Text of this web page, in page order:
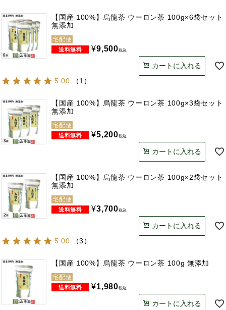
【国産 100%】烏龍茶 ウーロン茶 100g×6袋セット
無添加
宅配便
¥9,500税込
カートに入れる
5.00
（1）
【国産 100%】烏龍茶 ウーロン茶 100g×3袋セット
無添加
宅配便
¥5,200税込
カートに入れる
【国産 100%】烏龍茶 ウーロン茶 100g×2袋セット
無添加
宅配便
¥3,700税込
カートに入れる
5.00
（3 ）
【国産 100%】烏龍茶 ウーロン茶 100g 無添加
宅配便
¥1,980税込
カートに入れる